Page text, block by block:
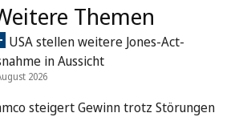
Themen
USA stellen weitere Jones-Act-
in Aussicht
2026
steigert Gewinn trotz Störungen